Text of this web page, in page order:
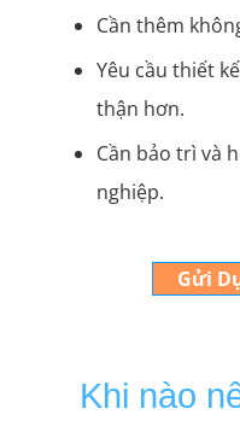
Cần thêm
Yêu cầu thiết
thận hơn.
Cần bảo trì và
nghiệp.
Gửi
Khi nào